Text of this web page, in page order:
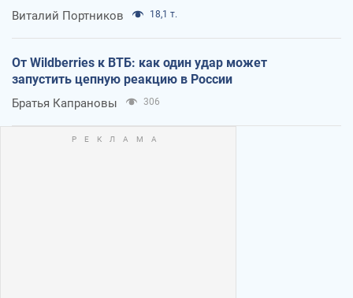
Виталий Портников 18,1 т.
От Wildberries к ВТБ: как один удар может
запустить цепную реакцию в России
Братья Капрановы 306